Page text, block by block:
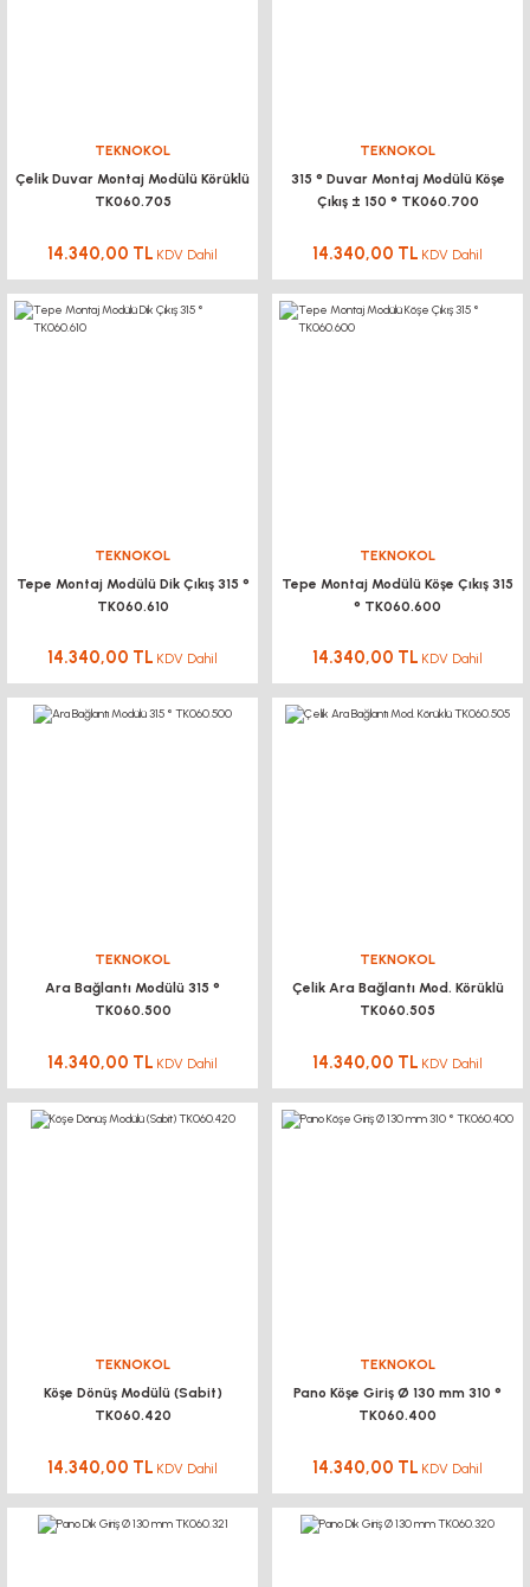
TEKNOKOL
Çelik Duvar Montaj Modülü Körüklü
TK060.705
14.340,00 TL KDV Dahil
TEKNOKOL
315 ° Duvar Montaj Modülü Köşe
Çıkış ± 150 ° TK060.700
14.340,00 TL KDV Dahil
TEKNOKOL
Tepe Montaj Modülü Dik Çıkış 315 °
TK060.610
14.340,00 TL KDV Dahil
TEKNOKOL
Tepe Montaj Modülü Köşe Çıkış 315
° TK060.600
14.340,00 TL KDV Dahil
TEKNOKOL
Ara Bağlantı Modülü 315 °
TK060.500
14.340,00 TL KDV Dahil
TEKNOKOL
Çelik Ara Bağlantı Mod. Körüklü
TK060.505
14.340,00 TL KDV Dahil
TEKNOKOL
Köşe Dönüş Modülü (Sabit)
TK060.420
14.340,00 TL KDV Dahil
TEKNOKOL
Pano Köşe Giriş Ø 130 mm 310 °
TK060.400
14.340,00 TL KDV Dahil